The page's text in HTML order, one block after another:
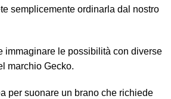
semplicemente ordinarla dal nostro
immaginare le possibilità con diverse
marchio Gecko.
per suonare un brano che richiede